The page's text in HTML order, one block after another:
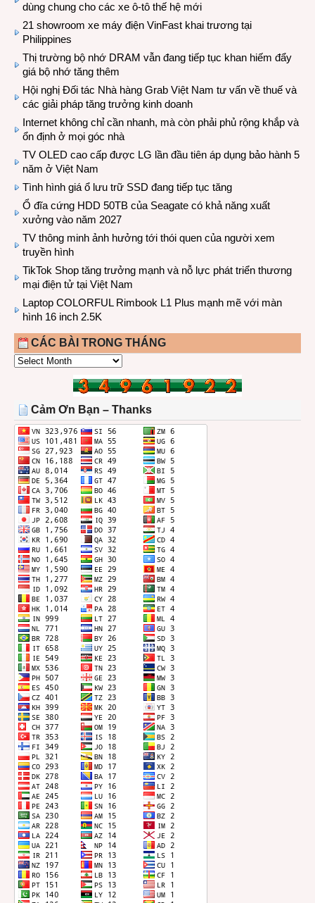
dùng chung cho các xe ô-tô thế hệ mới
21 showroom xe máy điện VinFast khai trương tại
Philippines
Thị trường bộ nhớ DRAM vẫn đang tiếp tục khan hiếm đẩy
giá bộ nhớ tăng thêm
Hội nghị Đối tác Nhà hàng Grab Việt Nam tư vấn về thuế và
các giải pháp tăng trưởng kinh doanh
Internet không chỉ cần nhanh, mà còn phải phủ rộng khắp và
ổn định ở mọi góc nhà
TV OLED cao cấp được LG lần đầu tiên áp dụng bảo hành 5
năm ở Việt Nam
Tình hình giá ổ lưu trữ SSD đang tiếp tục tăng
Ổ đĩa cứng HDD 50TB của Seagate có khả năng xuất
xưởng vào năm 2027
TV thông minh ảnh hưởng tới thói quen của người xem
truyền hình
TikTok Shop tăng trưởng mạnh và nỗ lực phát triển thương
mại điện tử tại Việt Nam
Laptop COLORFUL Rimbook L1 Plus mạnh mẽ với màn
hình 16 inch 2.5K
CÁC BÀI TRONG THÁNG
CÁC
THÁNG
Cảm Ơn Bạn – Thanks